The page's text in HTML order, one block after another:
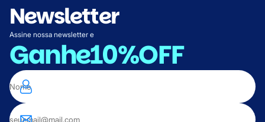
Newsletter
Assine nossa newsletter e
Ganhe10%OFF